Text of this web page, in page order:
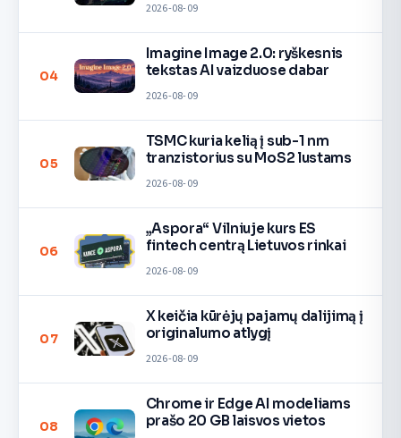
2026-08-09
04
Imagine Image 2.0: ryškesnis
tekstas AI vaizduose dabar
2026-08-09
05
TSMC kuria kelią į sub-1 nm
tranzistorius su MoS2 lustams
2026-08-09
06
„Aspora“ Vilniuje kurs ES
fintech centrą Lietuvos rinkai
2026-08-09
07
X keičia kūrėjų pajamų dalijimą į
originalumo atlygį
2026-08-09
08
Chrome ir Edge AI modeliams
prašo 20 GB laisvos vietos